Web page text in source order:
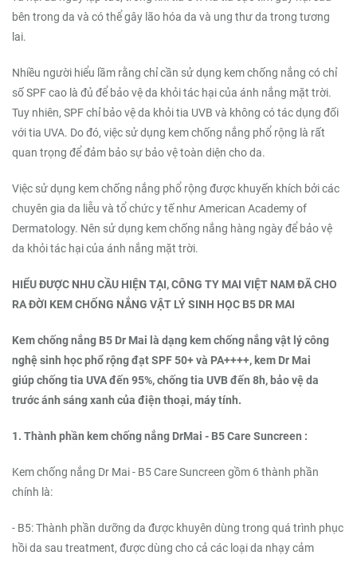
bên trong da và có thể gây lão hóa da và ung thư da trong tương
lai.
Nhiều người hiểu lầm rằng chỉ cần sử dụng kem chống nắng có chỉ
số SPF cao là đủ để bảo vệ da khỏi tác hại của ánh nắng mặt trời.
Tuy nhiên, SPF chỉ bảo vệ da khỏi tia UVB và không có tác dụng đối
với tia UVA. Do đó, việc sử dụng kem chống nắng phổ rộng là rất
quan trọng để đảm bảo sự bảo vệ toàn diện cho da.
Việc sử dụng kem chống nắng phổ rộng được khuyến khích bởi các
chuyên gia da liễu và tổ chức y tế như American Academy of
Dermatology. Nên sử dụng kem chống nắng hàng ngày để bảo vệ
da khỏi tác hại của ánh nắng mặt trời.
HIỂU ĐƯỢC NHU CẦU HIỆN TẠI, CÔNG TY MAI VIỆT NAM ĐÃ CHO
RA ĐỜI KEM CHỐNG NẮNG VẬT LÝ SINH HỌC B5 DR MAI
Kem chống nắng B5 Dr Mai là dạng kem chống nắng vật lý công
nghệ sinh học phổ rộng đạt SPF 50+ và PA++++, kem Dr Mai
giúp chống tia UVA đến 95%, chống tia UVB đến 8h, bảo vệ da
trước ánh sáng xanh của điện thoại, máy tính.
1. Thành phần kem chống nắng DrMai - B5 Care Suncreen :
Kem chống nắng Dr Mai - B5 Care Suncreen gồm 6 thành phần
chính là:
- B5: Thành phần dưỡng da được khuyên dùng trong quá trình phục
hồi da sau treatment, được dùng cho cả các loại da nhạy cảm